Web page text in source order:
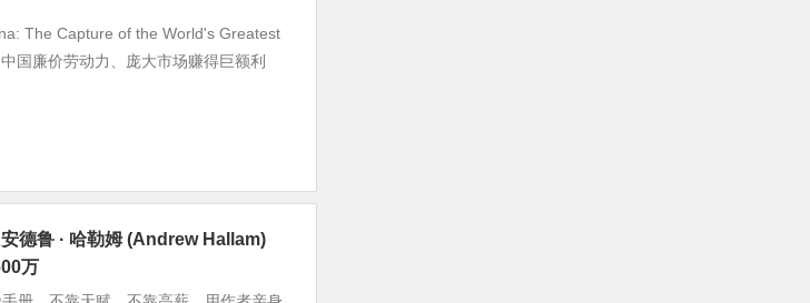
The Capture of the World's Greatest
国廉价劳动力、庞大市场赚得巨额利
德鲁 · 哈勒姆 (Andrew Hallam)
万